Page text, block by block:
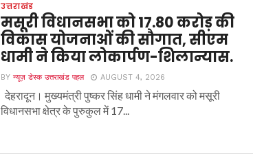
उत्तराखंड
मसूरी विधानसभा को 17.80 करोड़ की
विकास योजनाओं की सौगात, सीएम
धामी ने किया लोकार्पण-शिलान्यास.
BYन्यूज़ डेस्क उत्तराखंड पहल AUGUST 4, 2026
देहरादून। मुख्यमंत्री पुष्कर सिंह धामी ने मंगलवार को मसूरी
विधानसभा क्षेत्र के पुरुकुल में 17...